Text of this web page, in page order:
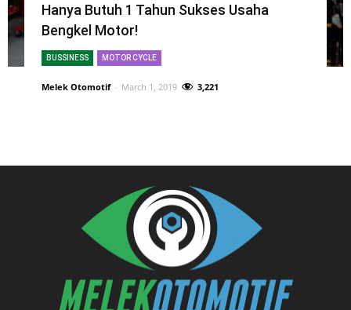
Hanya Butuh 1 Tahun Sukses Usaha
Bengkel Motor!
BUSSINESS MOTOR CYCLE
Melek Otomotif - March 1, 2019 3,221